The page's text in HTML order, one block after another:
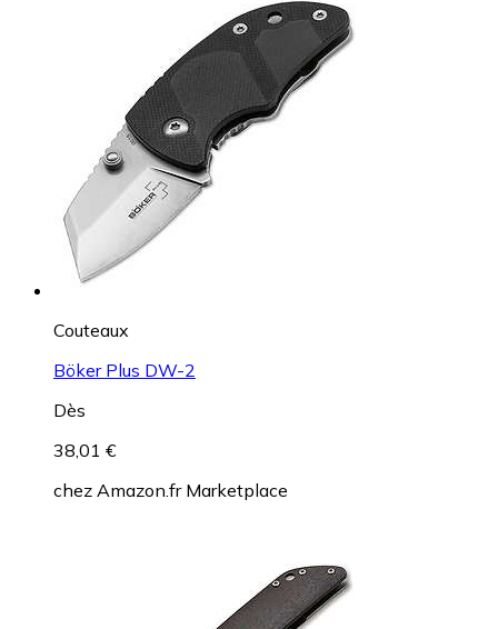
Couteaux
Böker Plus DW-2
Dès
38,01 €
chez Amazon.fr Marketplace